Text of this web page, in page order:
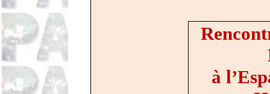
à